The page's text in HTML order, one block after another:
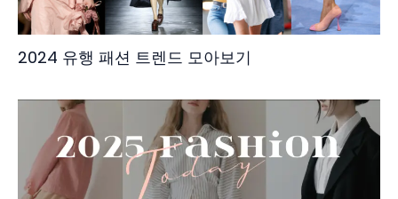
2024 유행 패션 트렌드 모아보기